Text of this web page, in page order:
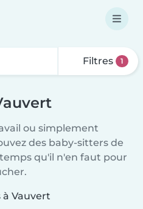
Filtres 1
ou simplement
des baby-sitters de
qu'il n'en faut pour
à Vauvert